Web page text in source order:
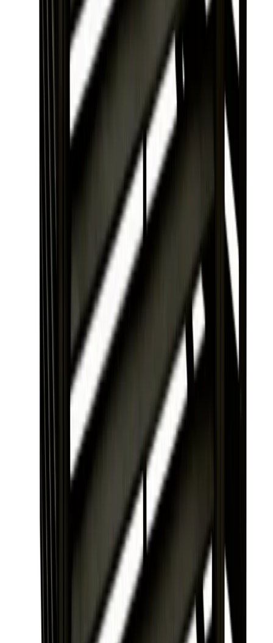
Värmepumpsskydd RSK 6259005
Hitta svar på de vanligaste frågorna om denna produkt
Om produkten Vilka mått har Altech Värmepumpshus Svart?
Altech Värmepumpshus har måtten 1000x500x850mm (LxBxH).
Förpackningsmåtten är 105×87×13 cm. Värmepumpsskyddet
väger 25 kg och passar de flesta utedelar.
Om produkten
Vilket material är Altech Värmepumpshus
tillverkat av?
Värmepumpshuset är tillverkat av galvaniserat stål med svart
lackerad yta. Detta ger ett hållbart skydd mot väder och vind samt
en snygg finish som passar de flesta utomhusmiljöer.
Vad ingår vid köp av Altech Värmepumpsskydd
RSK 6259005?
I leveransen ingår förmonterad stomme och gavlar som viks ut,
tak som monteras i efterhand, samt distanser för att skapa
utrymme för anslutande rör. Ena gaveln har en servicedörr för
Om produktenVad kostar Altech Värmepumpshus hos
VVSOutlet?
Outletpriset är 3195 SEK, ordinarie pris 4010 SEK, vilket ger en
rabatt på 20%. Produkten är i nyskick och skyddar värmepumpen
mot snö, regn, löv och smuts.
Kvalitetsprodukter till bra priser.